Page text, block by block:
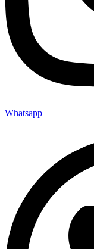
Whatsapp